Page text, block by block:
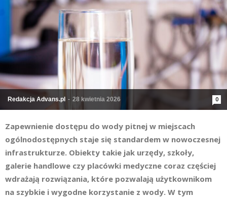
Redakcja Advans.pl - 28 kwietnia 2026 0
Zapewnienie dostępu do wody pitnej w miejscach
ogólnodostępnych staje się standardem w nowoczesnej
infrastrukturze. Obiekty takie jak urzędy, szkoły,
galerie handlowe czy placówki medyczne coraz częściej
wdrażają rozwiązania, które pozwalają użytkownikom
na szybkie i wygodne korzystanie z wody. W tym